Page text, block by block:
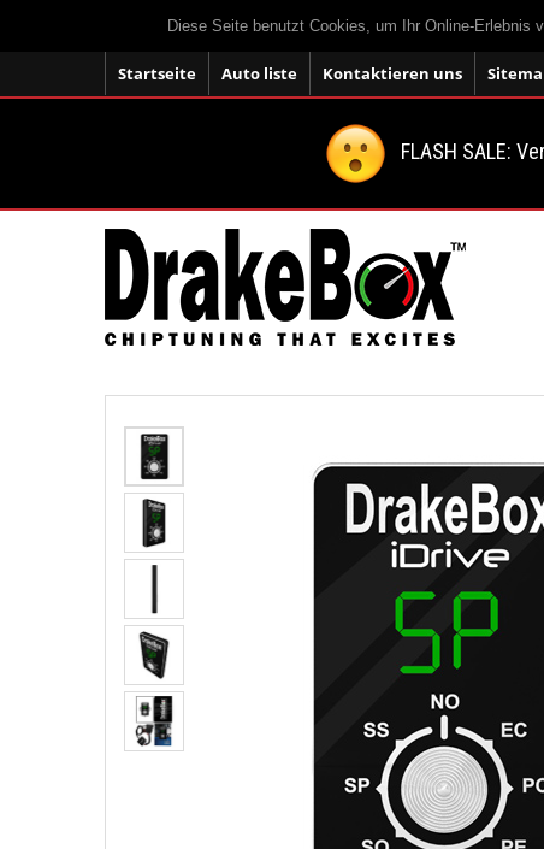
Diese Seite benutzt Cookies, um Ihr Online-Erlebnis
Startseite Auto liste Kontaktieren uns
FLASH SALE: